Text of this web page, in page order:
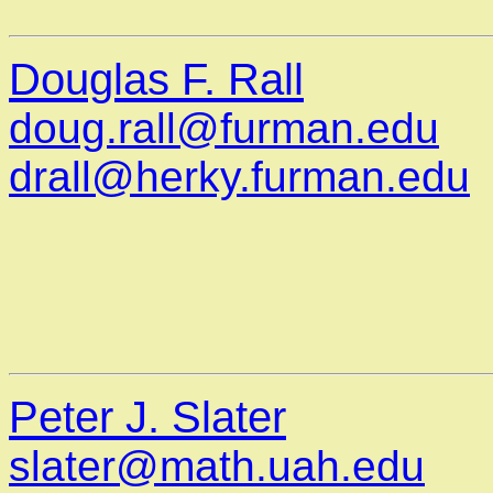
Douglas F. Rall
doug.rall@furman.edu
drall@herky.furman.edu
Peter J. Slater
slater@math.uah.edu